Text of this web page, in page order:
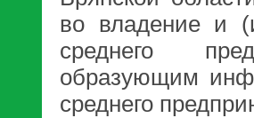
во владение и
среднего
образующим
среднего